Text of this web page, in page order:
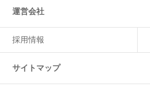
運営会社
採用情報
サイトマップ